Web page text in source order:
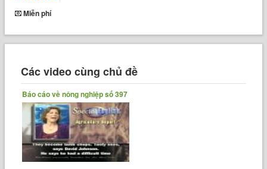
Miễn phí
Các video cùng chủ đề
Báo cáo về nông nghiệp số 397